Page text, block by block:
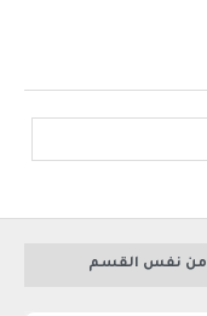
من نفس القسم